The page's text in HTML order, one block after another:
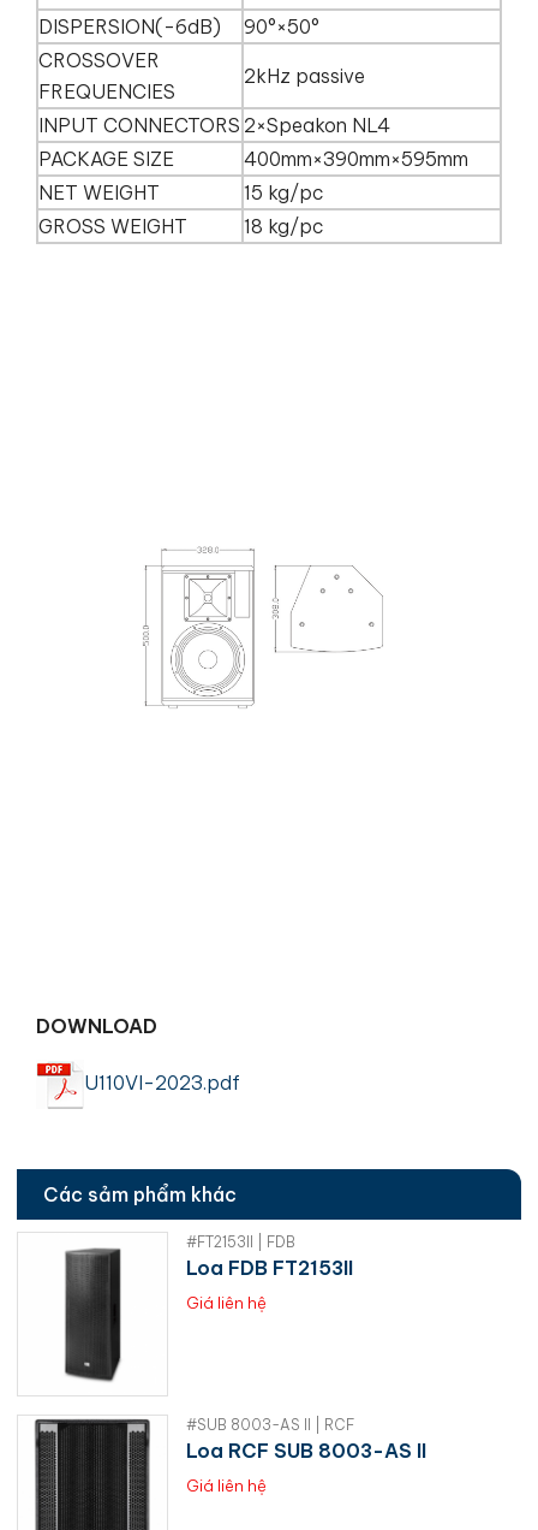
DISPERSION(-6dB)
90°×50°
CROSSOVER
FREQUENCIES
2kHz passive
INPUT CONNECTORS 2×Speakon NL4
PACKAGE SIZE
400mm×390mm×595mm
NET WEIGHT
15 kg/pc
GROSS WEIGHT
18 kg/pc
DOWNLOAD
U110VI-2023.pdf
Các sảm phẩm khác
#FT2153II | FDB
Loa FDB FT2153II
Giá liên hệ
#SUB 8003-AS II | RCF
Loa RCF SUB 8003-AS II
Giá liên hệ